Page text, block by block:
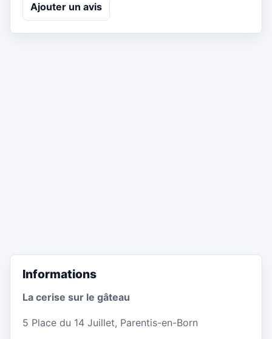
Ajouter un avis
Informations
La cerise sur le gâteau
5 Place du 14 Juillet, Parentis-en-Born